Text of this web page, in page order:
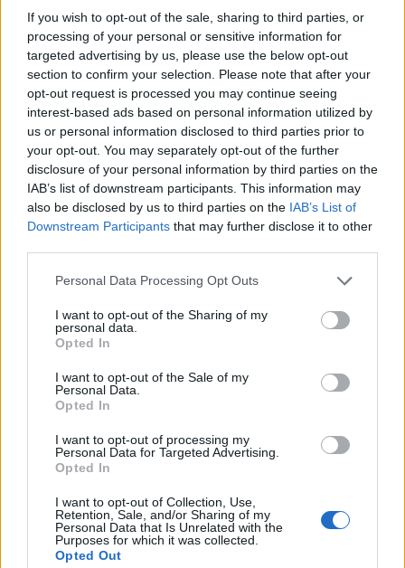
If you wish to opt-out of the sale, sharing to third parties, or
processing of your personal or sensitive information for
targeted advertising by us, please use the below opt-out
section to confirm your selection. Please note that after your
opt-out request is processed you may continue seeing
interest-based ads based on personal information utilized by
us or personal information disclosed to third parties prior to
your opt-out. You may separately opt-out of the further
disclosure of your personal information by third parties on the
IAB’s list of downstream participants. This information may
also be disclosed by us to third parties on the IAB’s List of
Downstream Participants that may further disclose it to other
Please note that this website/app uses one or more Google
not limited to your visit or usage behaviour. You may click to
grant or deny consent to Google and its third-party tags to
use your data for below specified purposes in below Google
consent section.
Personal Data Processing Opt Outs
I want to opt-out of the Sharing of my
personal data.
Opted In
I want to opt-out of the Sale of my
Personal Data.
Opted In
I want to opt-out of processing my
Personal Data for Targeted Advertising.
Opted In
I want to opt-out of Collection, Use,
Retention, Sale, and/or Sharing of my
Personal Data that Is Unrelated with the
Purposes for which it was collected.
Opted Out
bussano alle porte
Notre-Dame de Paris conquista Olbia, la prima
al Molo Brin è un successo
NECROLOGIE
Mario Malu
Paolo Pinna
Martina Agostina Diturco